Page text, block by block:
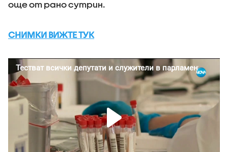
още от рано сутрин.
СНИМКИ ВИЖТЕ ТУК